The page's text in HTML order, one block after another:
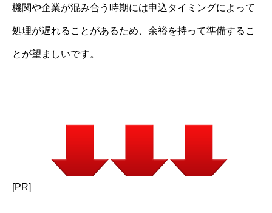
機関や企業が混み合う時期には申込タイミングによって
処理が遅れることがあるため、余裕を持って準備するこ
とが望ましいです。
[PR]